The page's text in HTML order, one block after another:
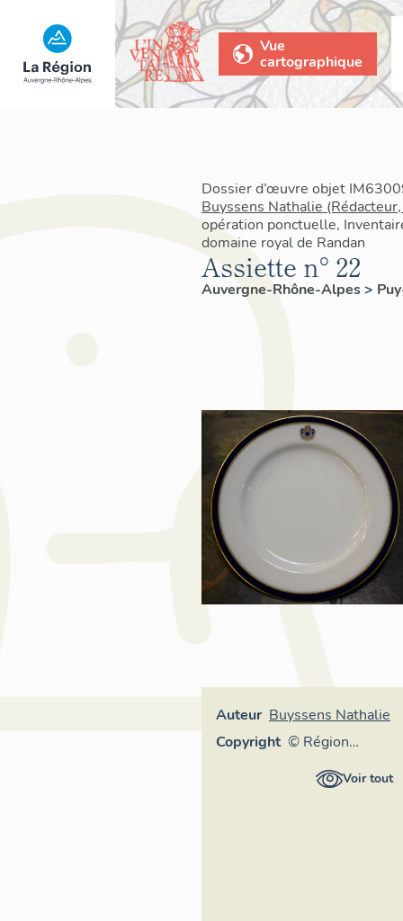
Vue
cartographique
Dossier d’œuvre objet
Buyssens Nathalie
opération ponctuelle,
domaine royal de Randan
Assiette n° 22
Auvergne-Rhône-Alpes>
Auteur Buyssens Nathalie
Copyright © Région
Auvergne-Voir tout